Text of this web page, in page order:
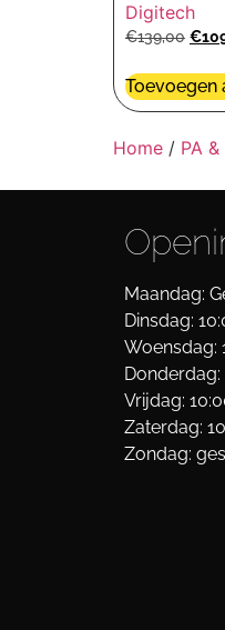
Digitech
€139,00 €
Toevoegen
Home / PA
Maandag:
Dinsdag:
Woensdag:
Donderdag:
Vrijdag:
Zaterdag:
Zondag: